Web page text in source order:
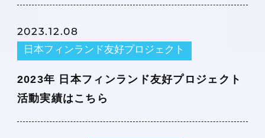
2023.12.08
日本フィンランド友好プロジェクト
2023年 日本フィンランド友好プロジェクト
活動実績はこちら